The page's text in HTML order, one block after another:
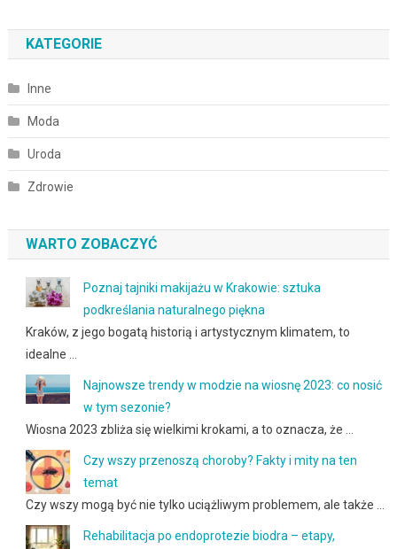
KATEGORIE
Inne
Moda
Uroda
Zdrowie
WARTO ZOBACZYĆ
Poznaj tajniki makijażu w Krakowie: sztuka
podkreślania naturalnego piękna
Kraków, z jego bogatą historią i artystycznym klimatem, to
idealne …
Najnowsze trendy w modzie na wiosnę 2023: co nosić
w tym sezonie?
Wiosna 2023 zbliża się wielkimi krokami, a to oznacza, że …
Czy wszy przenoszą choroby? Fakty i mity na ten
temat
Czy wszy mogą być nie tylko uciążliwym problemem, ale także …
Rehabilitacja po endoprotezie biodra – etapy,